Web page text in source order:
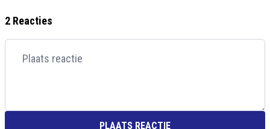
2 Reacties
PLAATS REACTIE